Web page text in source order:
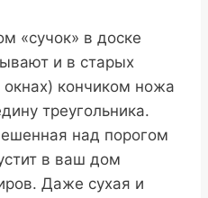
«сучок» в доске
и в старых
кончиком ножа
треугольника.
над порогом
в ваш дом
Даже сухая и